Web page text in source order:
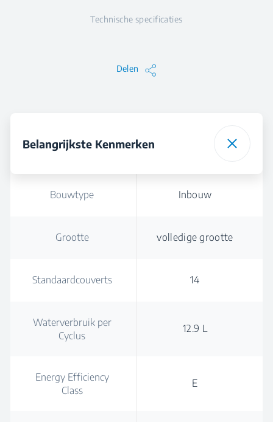
Technische specificaties
Delen
Belangrijkste Kenmerken
Bouwtype Inbouw
Grootte volledige grootte
Standaardcouverts 14
Waterverbruik per
Cyclus
12.9 L
Energy Efficiency
Class
E